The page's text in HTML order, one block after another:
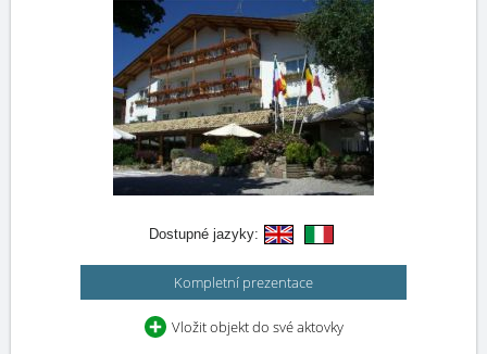
Dostupné jazyky:
Kompletní prezentace
Vložit objekt do své aktovky